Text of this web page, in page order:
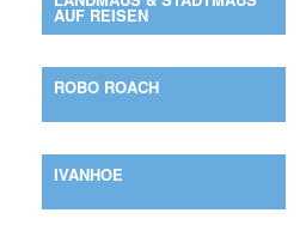
AUF REISEN
ROBO ROACH
IVANHOE